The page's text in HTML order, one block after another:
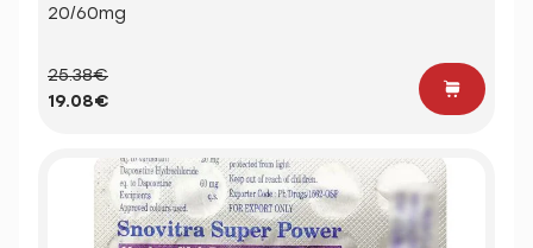
20/60mg
25.38€
19.08€